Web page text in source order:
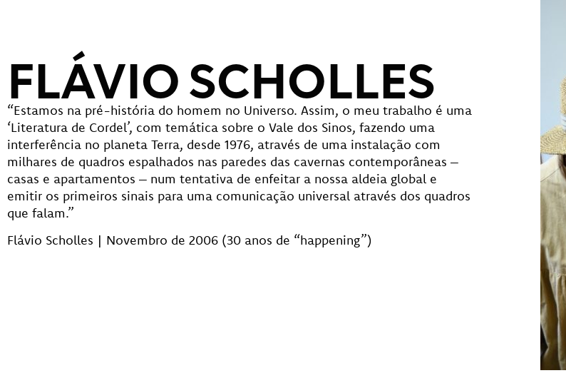
FLÁVIO SCHOLLES
“Estamos na pré-história do homem no Universo. Assim, o meu trabalho é uma
‘Literatura de Cordel’, com temática sobre o Vale dos Sinos, fazendo uma
interferência no planeta Terra, desde 1976, através de uma instalação com
milhares de quadros espalhados nas paredes das cavernas contemporâneas –
casas e apartamentos – num tentativa de enfeitar a nossa aldeia global e
emitir os primeiros sinais para uma comunicação universal através dos quadros
que falam.”
Flávio Scholles | Novembro de 2006 (30 anos de “happening”)